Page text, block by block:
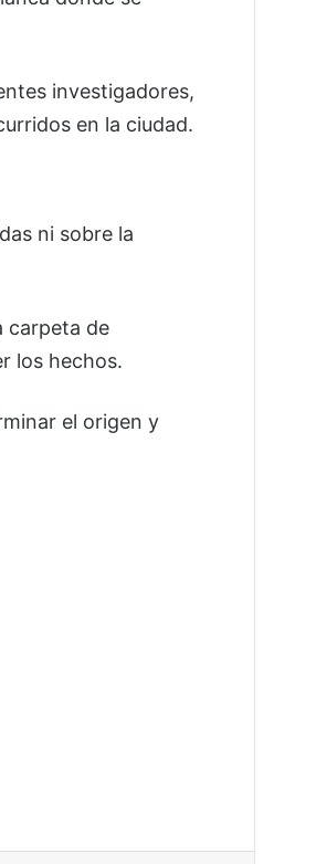
investigadores,
en la ciudad.
ni sobre la
carpeta de
los hechos.
el origen y